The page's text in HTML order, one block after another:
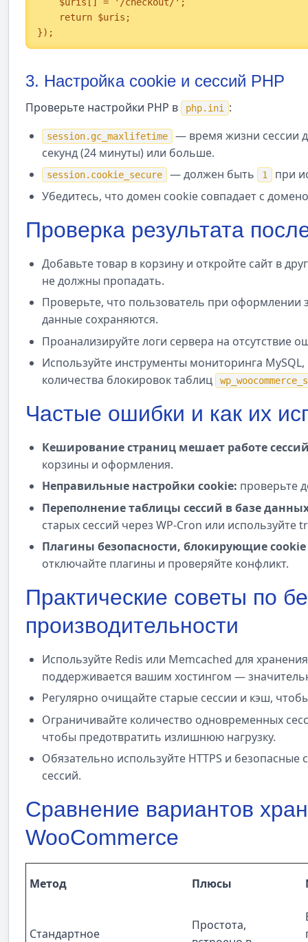
});
3. Настройка cookie и сессий PHP
Проверьте настройки PHP в php.ini :
session.gc_maxlifetime
— время жизни сессии
секунд (24 минуты) или больше.
session.cookie_secure — должен быть 1
при
Убедитесь, что домен cookie совпадает с
Проверка результата
Добавьте товар в корзину и откройте сайт в
не должны пропадать.
Проверьте, что пользователь при оформлении
данные сохраняются.
Проанализируйте логи сервера на отсутствие
Используйте инструменты мониторинга
количества блокировок таблиц
Частые ошибки и как их
Кеширование страниц мешает работе
корзины и оформления.
Неправильные настройки cookie: проверьте
Переполнение таблицы сессий в базе
старых сессий через WP-Cron или используйте
Плагины безопасности, блокирующие cookie
отключайте плагины и проверяйте конфликт.
Практические советы по
производительности
Используйте Redis или Memcached для
поддерживается вашим хостингом —
Регулярно очищайте старые сессии и кэш,
Ограничивайте количество одновременных
чтобы предотвратить излишнюю нагрузку.
Обязательно используйте HTTPS и
сессий.
Сравнение вариантов
WooCommerce
Метод Плюсы
Стандартное
Простота,